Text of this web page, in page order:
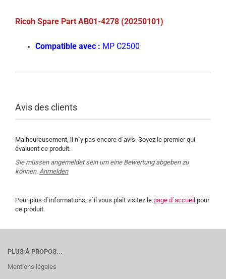
Ricoh Spare Part AB01-4278 (20250101)
Compatible avec : MP C2500
Avis des clients
Malheureusement, il n`y pas encore d`avis. Soyez le premier qui
évaluent ce produit.
Sie müssen angemeldet sein um eine Bewertung abgeben zu
können. Anmelden
Pour plus d`informations, s`il vous plaît visitez le page d`accueil pour
ce produit.
PLUS À PROPOS...
Mentions légales